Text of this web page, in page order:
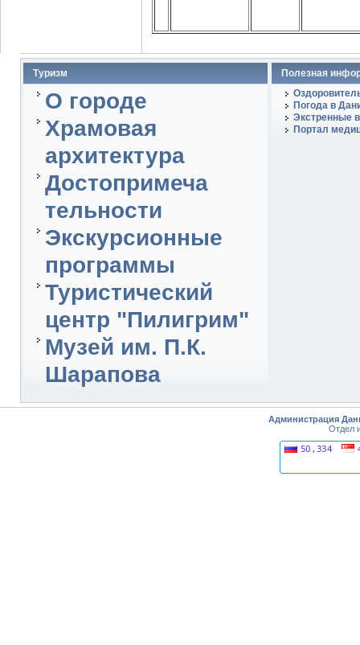
Туризм
О городе
Храмовая
архитектура
Достопримеча
тельности
Экскурсионные
программы
Туристический
центр "Пилигрим"
Музей им. П.К.
Шарапова
Полезная
Погода в
Экстренные
Портал
Администрация
Отдел